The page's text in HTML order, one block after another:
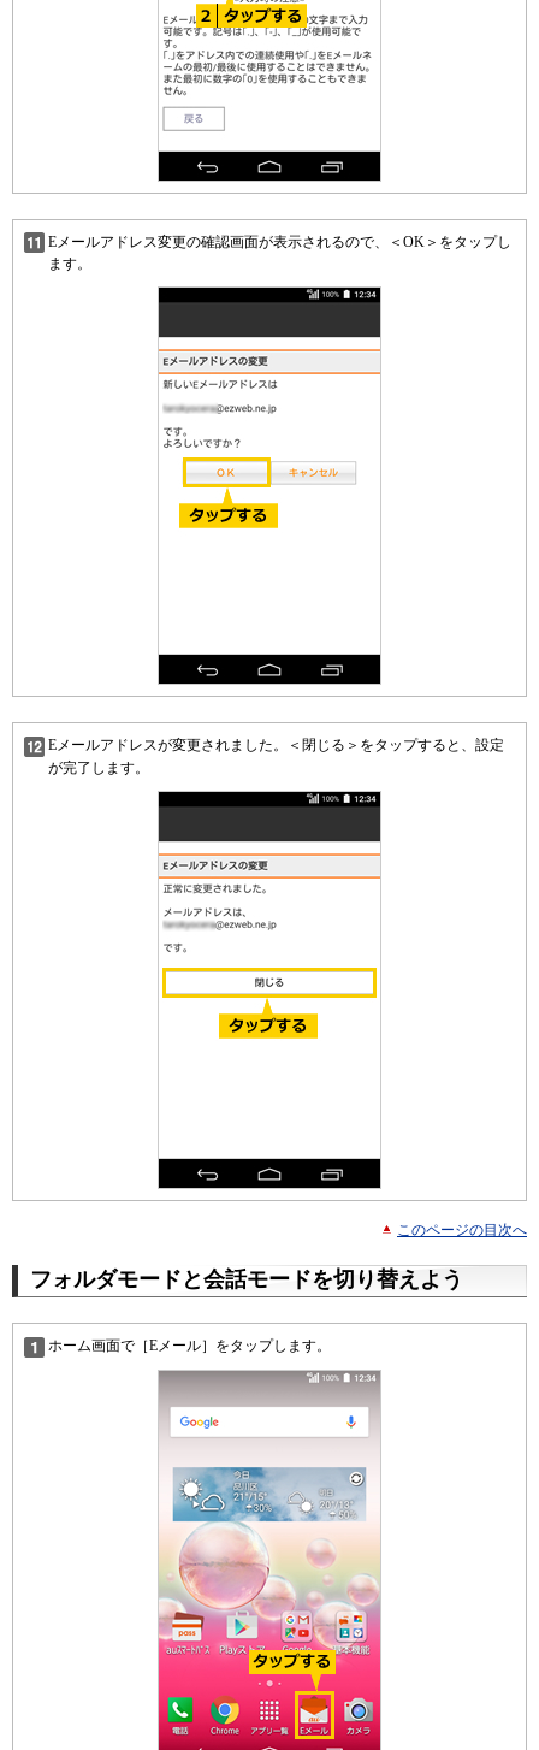
Eメールアドレス変更の確認画面が表示されるので、＜OK＞をタップし
ます。
Eメールアドレスが変更されました。＜閉じる＞をタップすると、設定
が完了します。
このページの目次へ
フォルダモードと会話モードを切り替えよう
ホーム画面で［Eメール］をタップします。